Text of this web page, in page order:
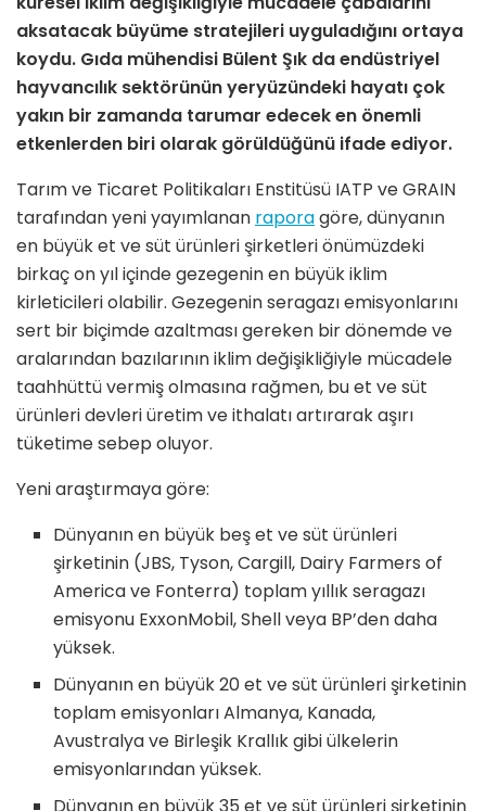
aksatacak büyüme stratejileri uyguladığını ortaya
koydu. Gıda mühendisi Bülent Şık da endüstriyel
hayvancılık sektörünün yeryüzündeki hayatı çok
yakın bir zamanda tarumar edecek en önemli
etkenlerden biri olarak görüldüğünü ifade ediyor.
Tarım ve Ticaret Politikaları Enstitüsü IATP ve GRAIN
tarafından yeni yayımlanan raporagöre, dünyanın
en büyük et ve süt ürünleri şirketleri önümüzdeki
birkaç on yıl içinde gezegenin en büyük iklim
kirleticileri olabilir. Gezegenin seragazı emisyonlarını
sert bir biçimde azaltması gereken bir dönemde ve
aralarından bazılarının iklim değişikliğiyle mücadele
taahhüttü vermiş olmasına rağmen, bu et ve süt
ürünleri devleri üretim ve ithalatı artırarak aşırı
tüketime sebep oluyor.
Yeni araştırmaya göre:
Dünyanın en büyük beş et ve süt ürünleri
şirketinin (JBS, Tyson, Cargill, Dairy Farmers of
America ve Fonterra) toplam yıllık seragazı
emisyonu ExxonMobil, Shell veya BP’den daha
yüksek.
Dünyanın en büyük 20 et ve süt ürünleri şirketinin
toplam emisyonları Almanya, Kanada,
Avustralya ve Birleşik Krallık gibi ülkelerin
emisyonlarından yüksek.
Dünyanın en büyük 35 et ve süt ürünleri şirketinin